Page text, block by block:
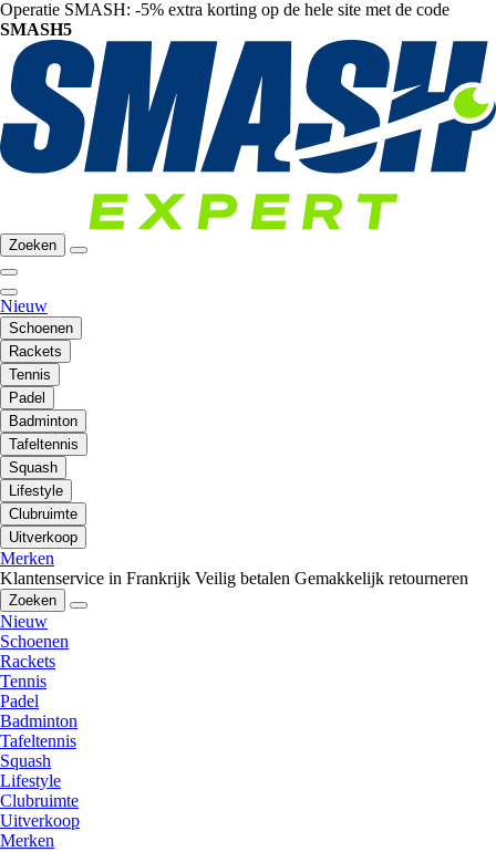
Operatie SMASH: -5% extra korting op de hele site met de code
SMASH5
Zoeken
Nieuw
Schoenen
Rackets
Tennis
Padel
Badminton
Tafeltennis
Squash
Lifestyle
Clubruimte
Uitverkoop
Merken
Klantenservice in Frankrijk Veilig betalen Gemakkelijk retourneren
Zoeken
Nieuw
Schoenen
Rackets
Tennis
Padel
Badminton
Tafeltennis
Squash
Lifestyle
Clubruimte
Uitverkoop
Merken